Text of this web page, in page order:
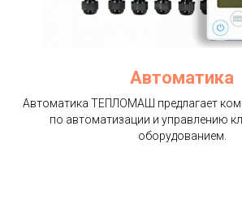
Автоматика
Автоматика ТЕПЛОМАШ предлагает
по автоматизации и управлению
оборудованием.